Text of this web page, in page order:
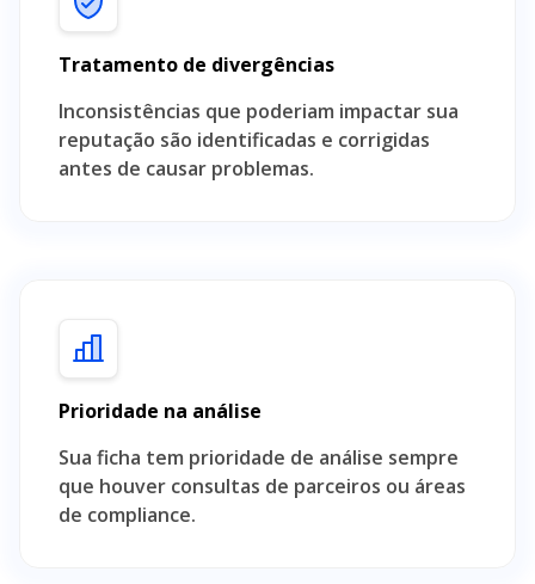
Tratamento de divergências
Inconsistências que poderiam impactar sua
reputação são identificadas e corrigidas
antes de causar problemas.
Prioridade na análise
Sua ficha tem prioridade de análise sempre
que houver consultas de parceiros ou áreas
de compliance.